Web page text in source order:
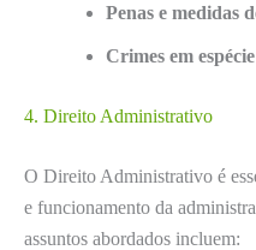
Penas e medidas
Crimes em espécie
4. Direito Administrativo
O Direito Administrativo é
e funcionamento da
assuntos abordados incluem: